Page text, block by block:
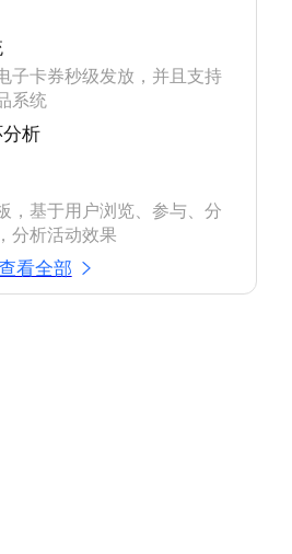
子卡券秒级发放，并且支持
系统
析
，基于用户浏览、参与、分
看全部